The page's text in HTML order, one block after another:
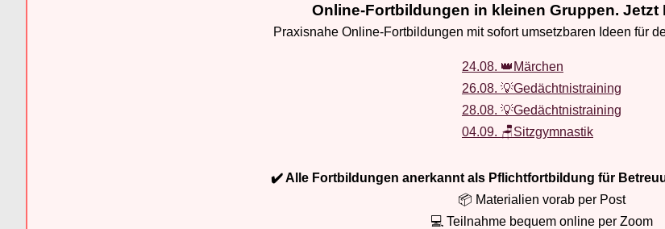
Online-Fortbildungen in kleinen Gruppen. Jetzt
Praxisnahe Online-Fortbildungen mit sofort umsetzbaren Ideen für
24.08. 👑Märchen
26.08. 💡Gedächtnistraining
28.08. 💡Gedächtnistraining
04.09. 🪑Sitzgymnastik
✔️ Alle Fortbildungen anerkannt als Pflichtfortbildung für
📦 Materialien vorab per Post
💻 Teilnahme bequem online per Zoom